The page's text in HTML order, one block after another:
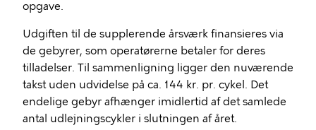
opgave.
Udgiften til de supplerende årsværk finansieres via
de gebyrer, som operatørerne betaler for deres
tilladelser. Til sammenligning ligger den nuværende
takst uden udvidelse på ca. 144 kr. pr. cykel. Det
endelige gebyr afhænger imidlertid af det samlede
antal udlejningscykler i slutningen af året.